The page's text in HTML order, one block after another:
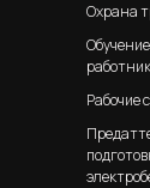
Охрана
Рабочие